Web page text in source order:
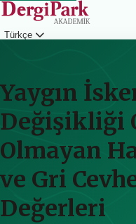
Türkçe
Yaygın
Değişikliği
Olmayan
ve Gri
Değerleri